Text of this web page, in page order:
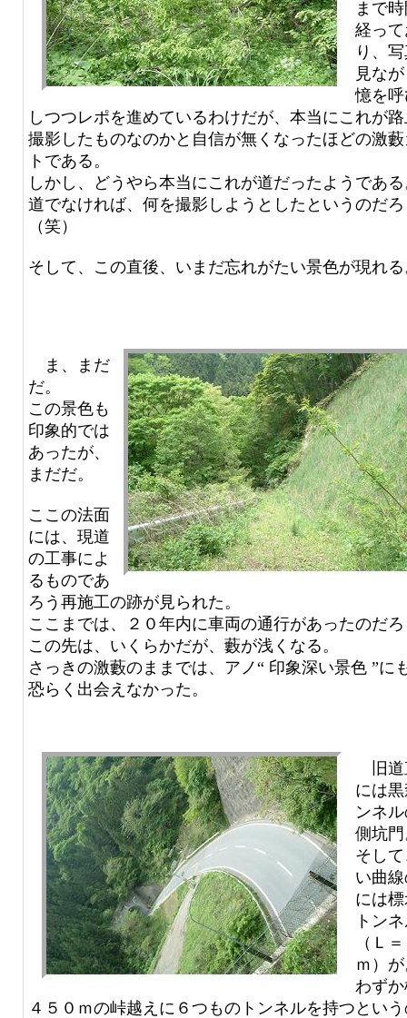
まで
経っ
り、
見な
憶を
しつつレポを進めているわけだが、本当にこれが
撮影したものなのかと自信が無くなったほどの激
トである。
しかし、どうやら本当にこれが道だったようであ
道でなければ、何を撮影しようとしたというのだ
（笑）
そして、この直後、いまだ忘れがたい景色が現れ
ま、まだ
だ。
この景色も
印象的では
あったが、
まだだ。
ここの法面
には、現道
の工事によ
るものであ
ろう再施工の跡が見られた。
ここまでは、２０年内に車両の通行があったのだ
この先は、いくらかだが、藪が浅くなる。
さっきの激藪のままでは、アノ“ 印象深い景色 ”に
恐らく出会えなかった。
旧道
には
ンネ
側坑
そし
い曲
には
トン
（Ｌ
ｍ）
わず
４５０ｍの峠越えに６つものトンネルを持つとい